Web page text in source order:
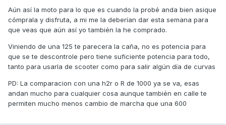
Aún así la moto para lo que es cuando la probé anda bien asique
cómprala y disfruta, a mi me la deberían dar esta semana para
que veas que aún así yo también la he comprado.
Viniendo de una 125 te parecera la caña, no es potencia para
que se te descontrole pero tiene suficiente potencia para todo,
tanto para usarla de scooter como para salir algún día de curvas
PD: La comparacion con una h2r o R de 1000 ya se va, esas
andan mucho para cualquier cosa aunque también en calle te
permiten mucho menos cambio de marcha que una 600